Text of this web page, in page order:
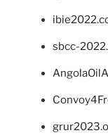
sbcc-